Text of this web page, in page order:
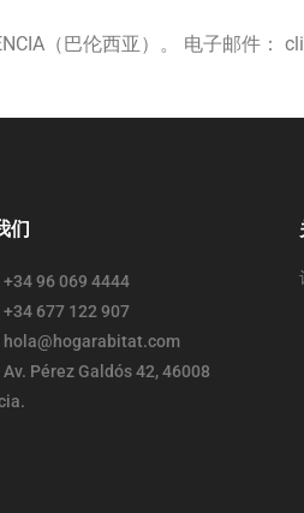
（巴伦西亚）。 电子邮件：
们
+34 96 069 4444
677 122 907
hola@hogarabitat.com
Pérez Galdós 42, 46008